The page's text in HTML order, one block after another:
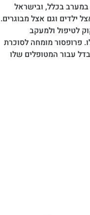
ובישראל
וגם אצל מבוגרים.
ולמעקב
מומחה לסוכרת
המטופלים שלו